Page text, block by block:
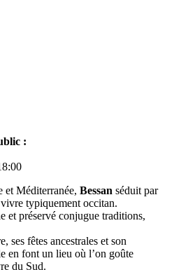
:
et Méditerranée, Bessan séduit par
typiquement occitan.
et préservé conjugue traditions,
ses fêtes ancestrales et son
en font un lieu où l’on goûte
du Sud.